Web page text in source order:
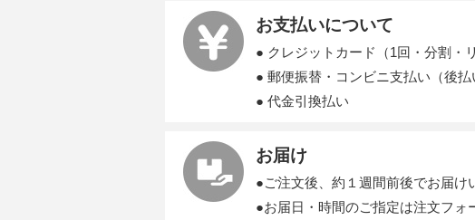
お支払いについて
● クレジットカード（1回・分割・リ
● 郵便振替・コンビニ支払い（後払
● 代金引換払い
お届け
●ご注文後、約１週間前後でお届け
●お届日・時間のご指定は注文フォ